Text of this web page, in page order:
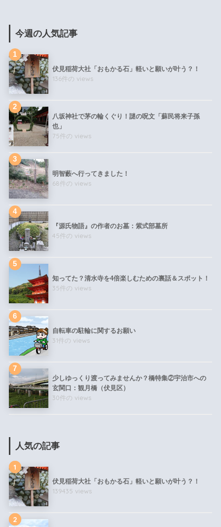
今週の人気記事
伏見稲荷大社「おもかる石」軽いと願いが叶う？！
136件の views
八坂神社で茅の輪くぐり！謎の呪文「蘇民将来子孫
也」
75件の views
明智藪へ行ってきました！
68件の views
『源氏物語』の作者のお墓：紫式部墓所
45件の views
知ってた？清水寺を4倍楽しむための裏話＆スポット！
35件の views
自転車の駐輪に関するお願い
31件の views
少しゆっくり渡ってみませんか？橋特集②宇治市への
玄関口：観月橋（伏見区）
30件の views
人気の記事
1
伏見稲荷大社「おもかる石」軽いと願いが叶う？！
139435 views
2